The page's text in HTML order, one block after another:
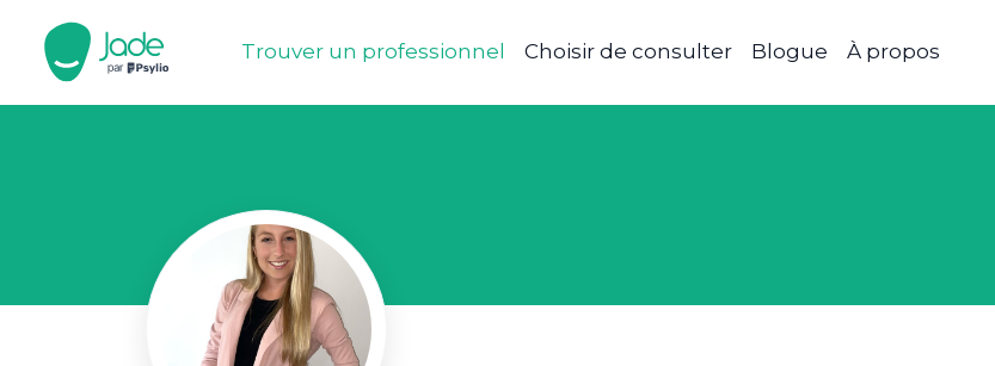
Trouver un professionnel Choisir de consulter Blogue À propos